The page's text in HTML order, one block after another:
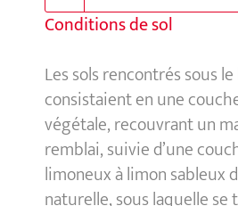
Conditions de sol
Les sols rencontrés sous
consistaient en une
végétale, recouvrant un
remblai, suivie d’une
limoneux à limon sableux
naturelle, sous laquelle